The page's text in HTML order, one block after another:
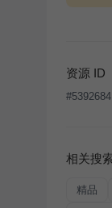
版权声明
经投权许
资源 ID
#5392684
相关搜
精品